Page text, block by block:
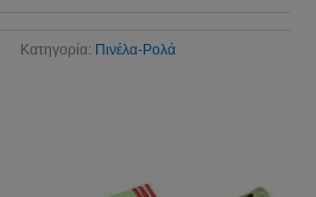
Κατηγορία: Πινέλα-Ρολά